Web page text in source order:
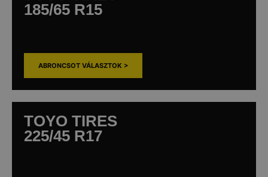
185/65 R15
ABRONCSOT VÁLASZTOK >
TOYO TIRES
225/45 R17